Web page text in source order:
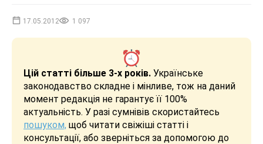
17.05.2012 1 097
Цій статті більше 3-х років. Українське
законодавство складне і мінливе, тож на даний
момент редакція не гарантує її 100%
актуальність. У разі сумнівів скористайтесь
пошуком, щоб читати свіжіші статті і
консультації, або зверніться за допомогою до